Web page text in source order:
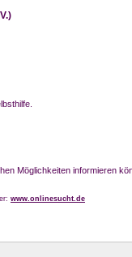
Möglichkeiten informieren
www.onlinesucht.de